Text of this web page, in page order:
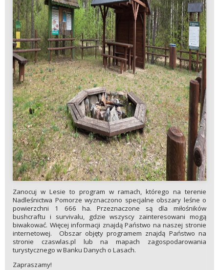
Zanocuj w Lesie to program w ramach, którego na terenie
Nadleśnictwa Pomorze wyznaczono specjalne obszary leśne o
powierzchni 1 666 ha. Przeznaczone są dla miłośników
bushcraftu i survivalu, gdzie wszyscy zainteresowani mogą
biwakować. Więcej informacji znajdą Państwo na naszej stronie
internetowej. Obszar objęty programem znajdą Państwo na
stronie czaswlas.pl lub na mapach zagospodarowania
turystycznego w Banku Danych o Lasach.
Zapraszamy!